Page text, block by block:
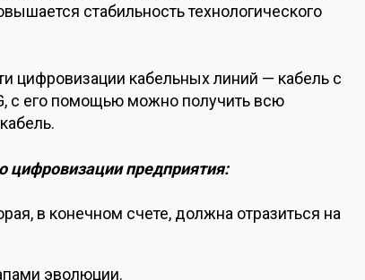
стабильность технологического
цифровизации кабельных линий — кабель с
с его помощью можно получить всю
цифровизации предприятия:
в конечном счете, должна отразиться на
эволюции.